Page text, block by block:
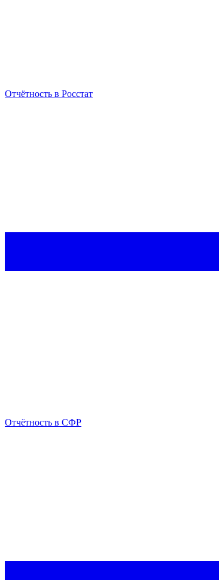
Отчётность в Росстат
Отчётность в СФР